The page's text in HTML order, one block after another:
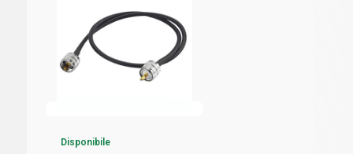
Disponibile